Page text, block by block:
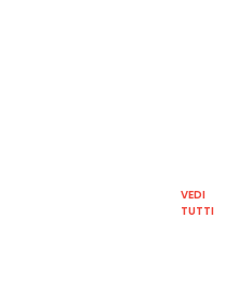
VEDI
TUTTI